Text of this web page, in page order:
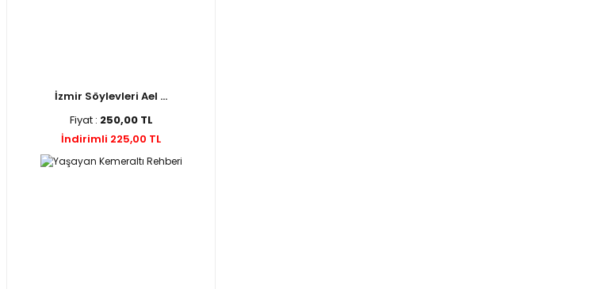
İzmir Söylevleri Ael ...
Fiyat : 250,00 TL
İndirimli 225,00 TL